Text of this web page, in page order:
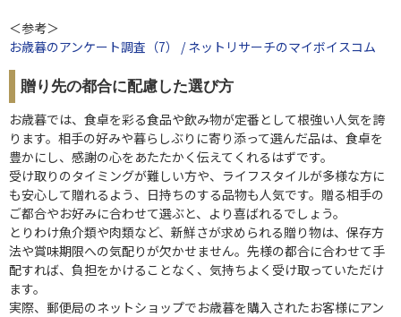
＜参考＞
お歳暮のアンケート調査（7） / ネットリサーチのマイボイスコム
贈り先の都合に配慮した選び方
お歳暮では、食卓を彩る食品や飲み物が定番として根強い人気を誇
ります。相手の好みや暮らしぶりに寄り添って選んだ品は、食卓を
豊かにし、感謝の心をあたたかく伝えてくれるはずです。
受け取りのタイミングが難しい方や、ライフスタイルが多様な方に
も安心して贈れるよう、日持ちのする品物も人気です。贈る相手の
ご都合やお好みに合わせて選ぶと、より喜ばれるでしょう。
とりわけ魚介類や肉類など、新鮮さが求められる贈り物は、保存方
法や賞味期限への気配りが欠かせません。先様の都合に合わせて手
配すれば、負担をかけることなく、気持ちよく受け取っていただけ
ます。
実際、郵便局のネットショップでお歳暮を購入されたお客様にアン